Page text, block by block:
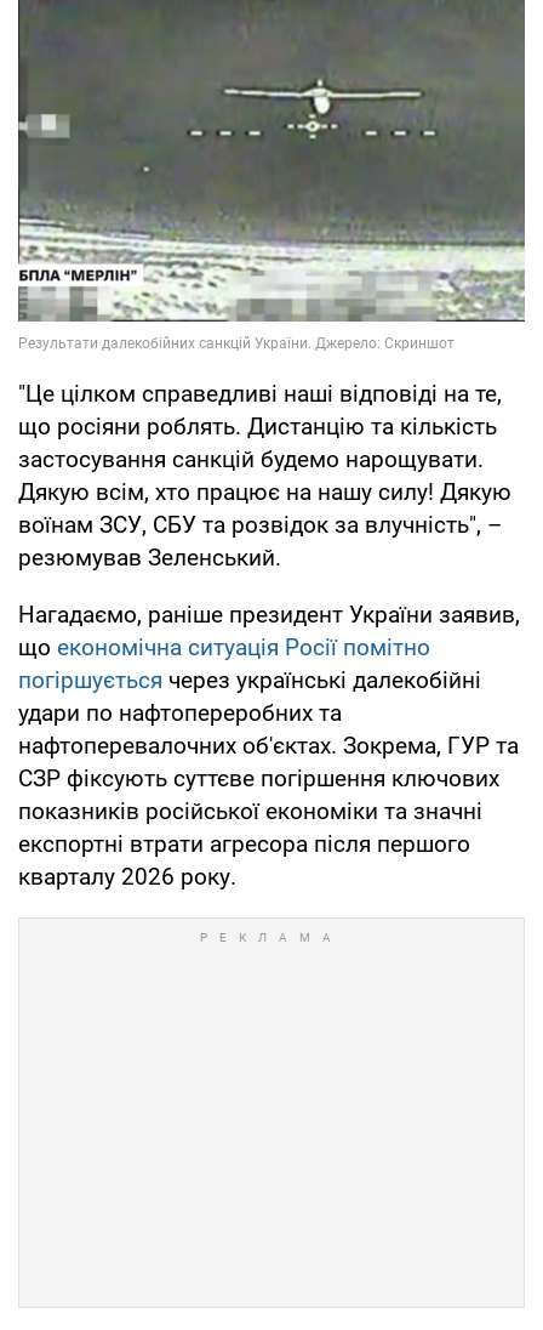
"Це цілком справедливі наші відповіді на те,
що росіяни роблять. Дистанцію та кількість
застосування санкцій будемо нарощувати.
Дякую всім, хто працює на нашу силу! Дякую
воїнам ЗСУ, СБУ та розвідок за влучність", –
резюмував Зеленський.
Нагадаємо, раніше президент України заявив,
що економічна ситуація Росії помітно
погіршується через українські далекобійні
удари по нафтопереробних та
нафтоперевалочних об'єктах. Зокрема, ГУР та
СЗР фіксують суттєве погіршення ключових
показників російської економіки та значні
експортні втрати агресора після першого
кварталу 2026 року.